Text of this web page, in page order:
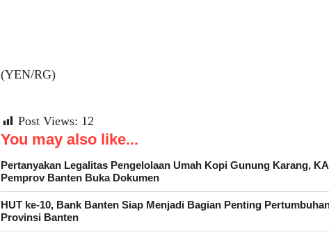
(YEN/RG)
Post Views: 12
You may also like...
Pertanyakan Legalitas Pengelolaan Umah Kopi Gunung Karang,
Pemprov Banten Buka Dokumen
HUT ke-10, Bank Banten Siap Menjadi Bagian Penting
Provinsi Banten